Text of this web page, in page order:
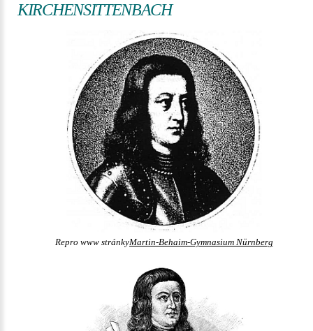
KIRCHENSITTENBACH
Repro www stránkyMartin-Behaim-Gymnasium Nürnberg